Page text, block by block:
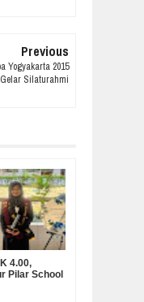
Previous
Yogyakarta 2015
Silaturahmi
4.00,
Pilar School